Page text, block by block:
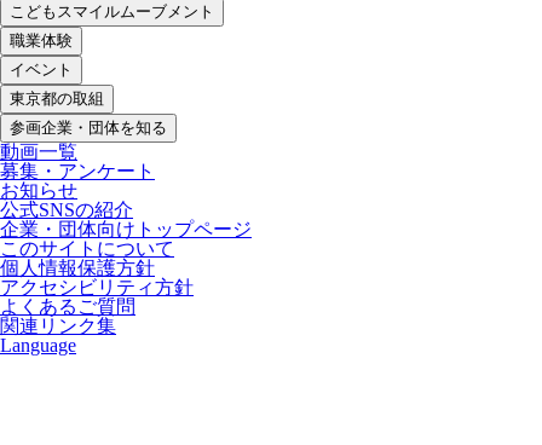
こどもスマイルムーブメント
職業体験
イベント
東京都の取組
参画企業・団体を知る
動画一覧
募集・アンケート
お知らせ
公式SNSの紹介
企業・団体向けトップページ
このサイトについて
個人情報保護方針
アクセシビリティ方針
よくあるご質問
関連リンク集
Language